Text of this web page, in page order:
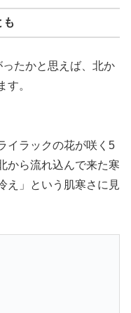
も
たかと思えば、北か
す。
イラックの花が咲く5
から流れ込んで来た寒
え」という肌寒さに見